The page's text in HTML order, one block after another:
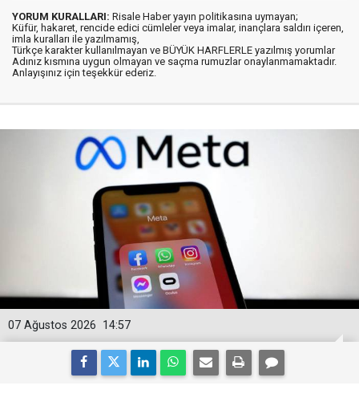
YORUM KURALLARI: Risale Haber yayın politikasına uymayan;
Küfür, hakaret, rencide edici cümleler veya imalar, inançlara saldırı içeren,
imla kuralları ile yazılmamış,
Türkçe karakter kullanılmayan ve BÜYÜK HARFLERLE yazılmış yorumlar
Adınız kısmına uygun olmayan ve saçma rumuzlar onaylanmamaktadır.
Anlayışınız için teşekkür ederiz.
14:57
07 Ağustos 2026